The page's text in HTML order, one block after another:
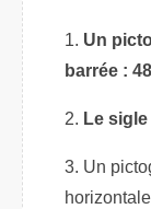
Un
barrée :
Le
Un